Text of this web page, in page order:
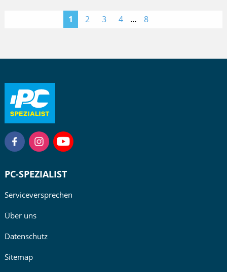
1 2 3 4 … 8
PC-SPEZIALIST
Serviceversprechen
Über uns
Datenschutz
Sitemap